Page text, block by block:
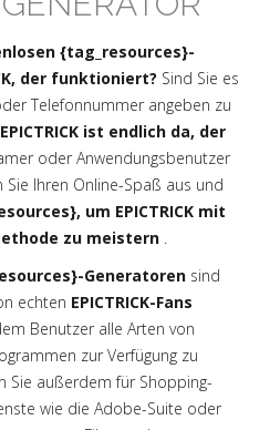
{tag_resources}-
der funktioniert? Sind Sie es
Telefonnummer angeben zu
EPICTRICK ist endlich da, der
oder Anwendungsbenutzer
Ihren Online-Spaß aus und
um EPICTRICK mit
zu meistern .
Generatoren sind
echten EPICTRICK-Fans
Benutzer alle Arten von
zur Verfügung zu
Sie außerdemfür Shopping-
wie die Adobe-Suite oder